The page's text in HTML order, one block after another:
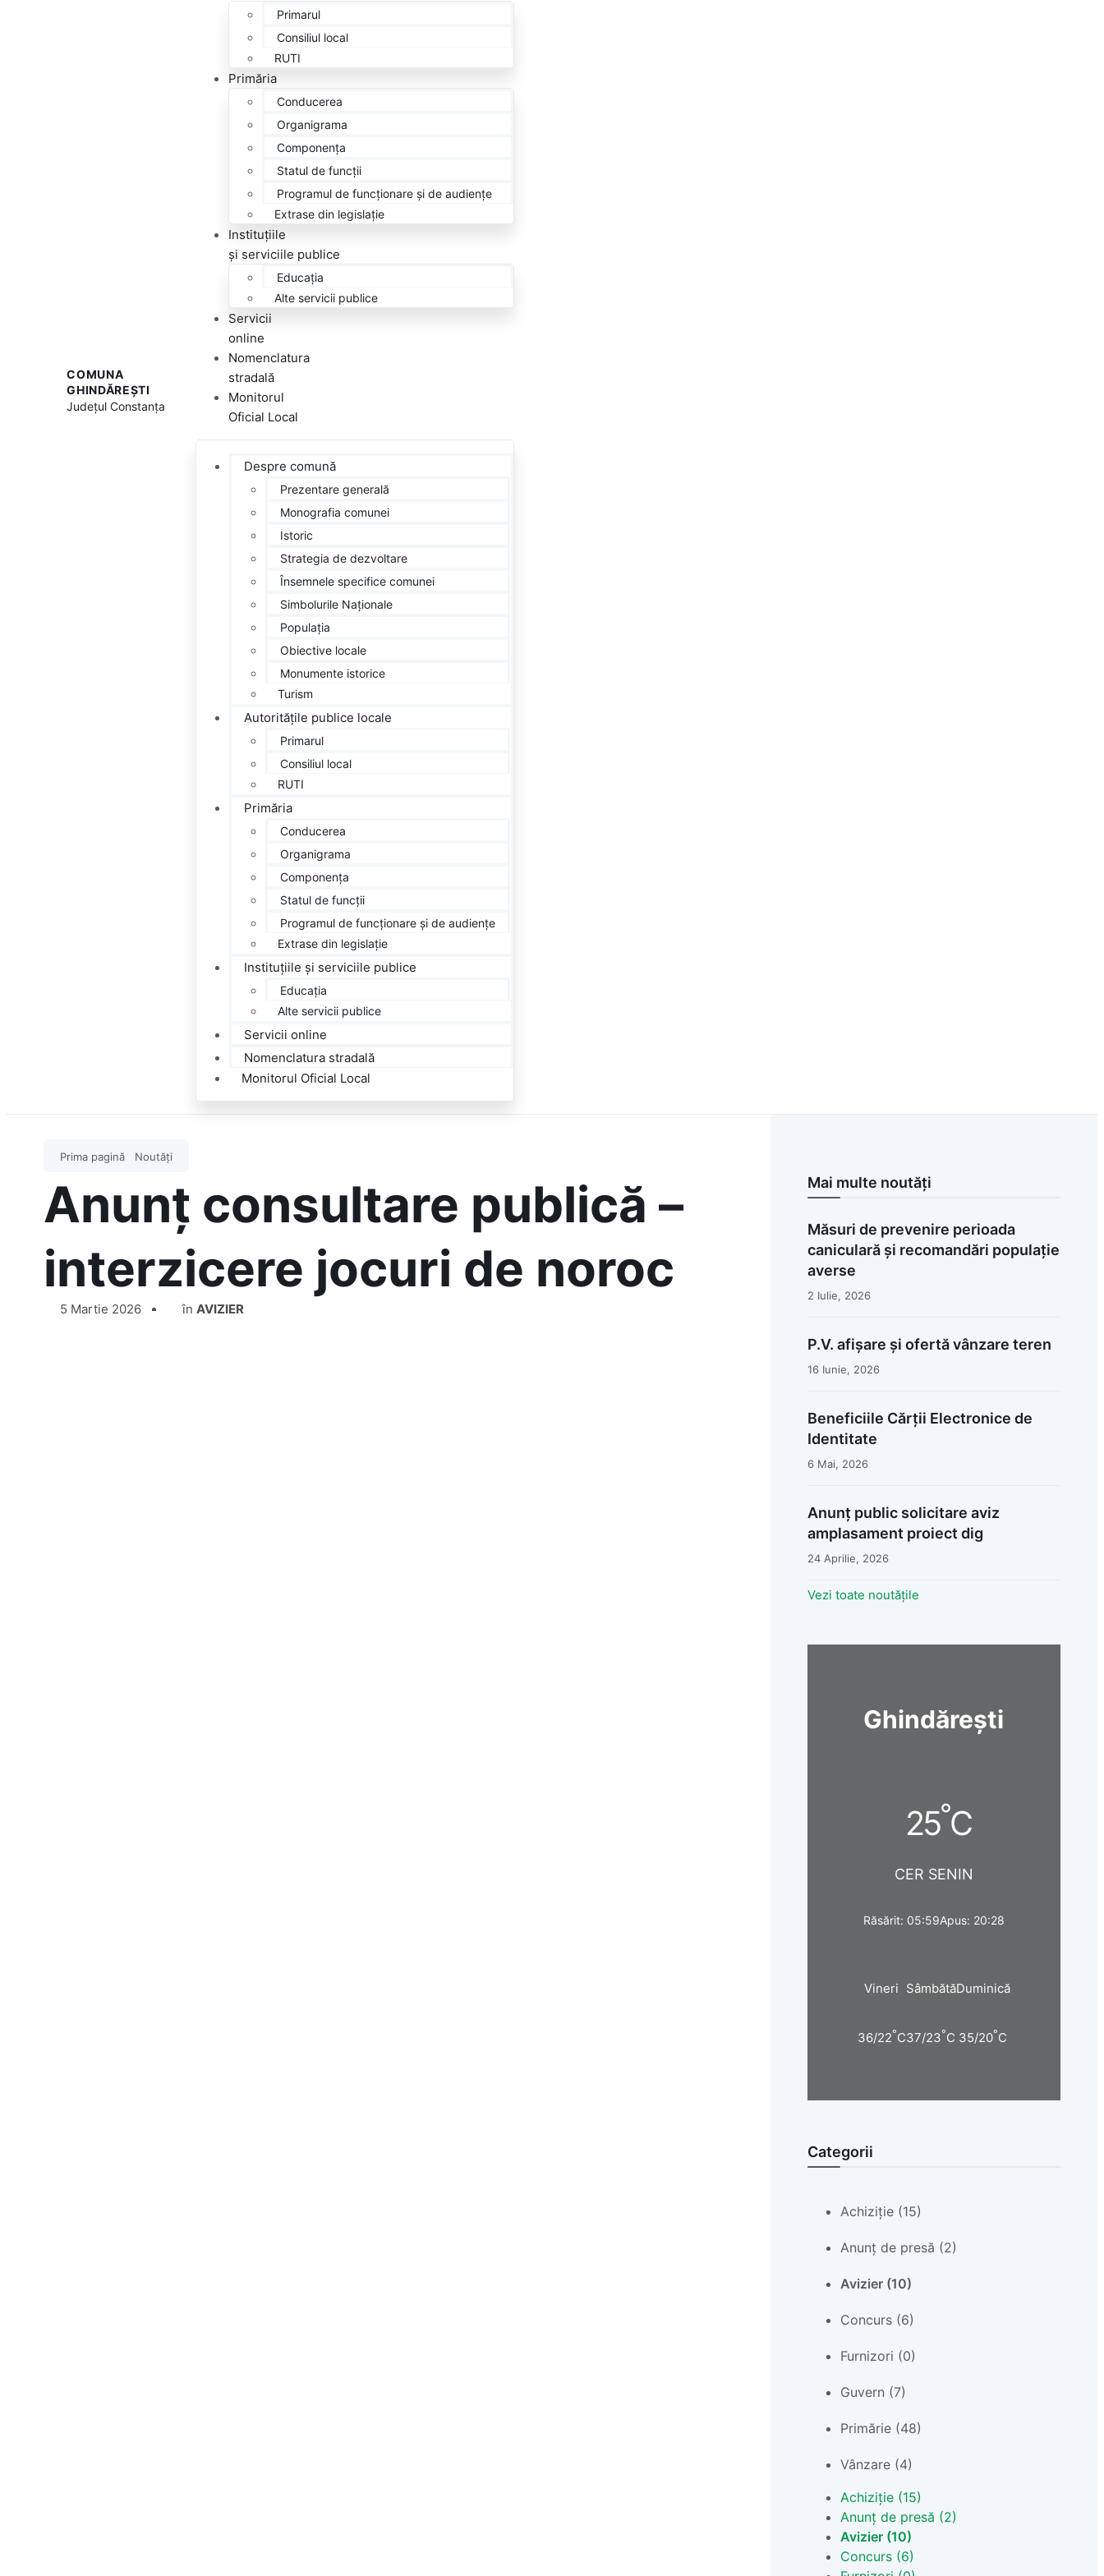
COMUNA
GHINDĂREȘTI
JudețulConstanța
Primarul
Consiliul local
RUTI
Primăria
Conducerea
Organigrama
Componența
Statul de funcții
Programul de funcționare și de audiențe
Extrase din legislație
Instituțiile
și serviciile publice
Educația
Alte servicii publice
Servicii
online
Nomenclatura
stradală
Monitorul
Oficial Local
Despre comună
Prezentare generală
Monografia comunei
Istoric
Strategia de dezvoltare
Însemnele specifice comunei
Simbolurile Naționale
Populația
Obiective locale
Monumente istorice
Turism
Autoritățile publice locale
Primarul
Consiliul local
RUTI
Primăria
Conducerea
Organigrama
Componența
Statul de funcții
Programul de funcționare și de audiențe
Extrase din legislație
Instituțiile și serviciile publice
Educația
Alte servicii publice
Servicii online
Nomenclatura stradală
Monitorul Oficial Local
Prima pagină Noutăți
Anunț consultare publică –
interzicere jocuri de noroc
5 Martie 2026 în AVIZIER
Mai multe noutăți
Măsuri de prevenire perioada
caniculară și recomandări populație
averse
2 Iulie, 2026
P.V. afișare și ofertă vânzare teren
16 Iunie, 2026
Beneficiile Cărții Electronice de
Identitate
6 Mai, 2026
Anunț public solicitare aviz
amplasament proiect dig
24 Aprilie, 2026
Vezi toate noutățile
Ghindărești
25°C
CER SENIN
Răsărit: 05:59Apus: 20:28
Vineri
36/22°C
Sâmbătă
37/23°C
Duminică
35/20°C
Categorii
Achiziție (15)
Anunț de presă (2)
Avizier (10)
Concurs (6)
Furnizori (0)
Guvern (7)
Primărie (48)
Vânzare (4)
Achiziție (15)
Anunț de presă (2)
Avizier (10)
Concurs (6)